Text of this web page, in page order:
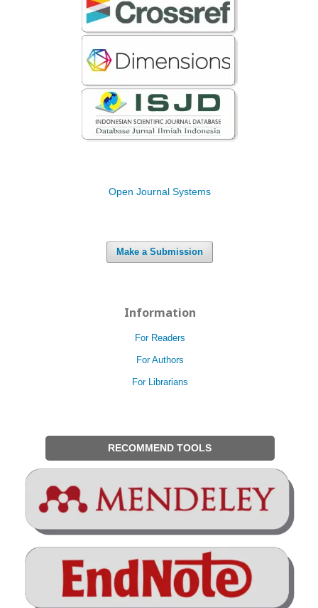
Open Journal Systems
Make a Submission
Information
For Readers
For Authors
For Librarians
RECOMMEND TOOLS